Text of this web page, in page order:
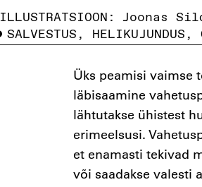
ILLUSTRATSIOON: Joonas
SALVESTUS, HELIKUJUNDUS,
Üks peamisi vaimse
läbisaamine
lähtutakse ühistest
erimeelsusi.
et enamasti tekivad
või saadakse valesti